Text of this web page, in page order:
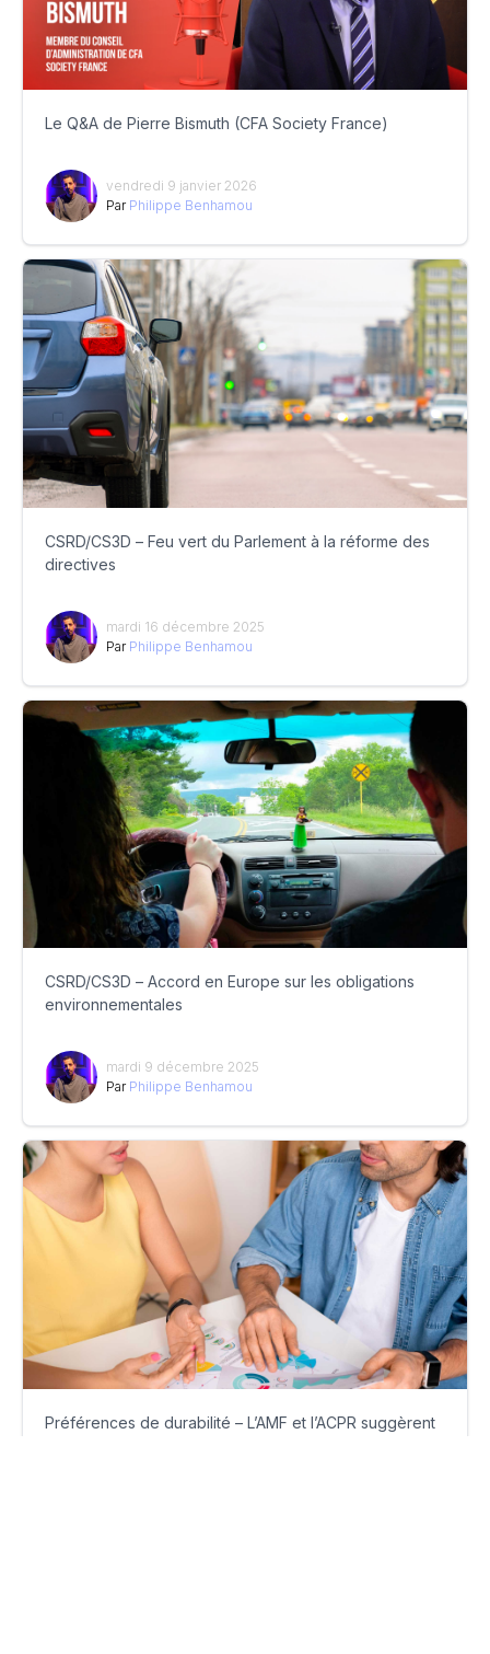
Le Q&A de Pierre Bismuth (CFA Society France)
vendredi 9 janvier 2026
Par Philippe Benhamou
CSRD/CS3D – Feu vert du Parlement à la réforme des
directives
mardi 16 décembre 2025
Par Philippe Benhamou
CSRD/CS3D – Accord en Europe sur les obligations
environnementales
mardi 9 décembre 2025
Par Philippe Benhamou
Préférences de durabilité – L’AMF et l’ACPR suggèrent